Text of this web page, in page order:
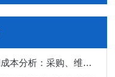
UPVC塑料电动蝶阀全生命周期成本分析：采购、维护与更换周期